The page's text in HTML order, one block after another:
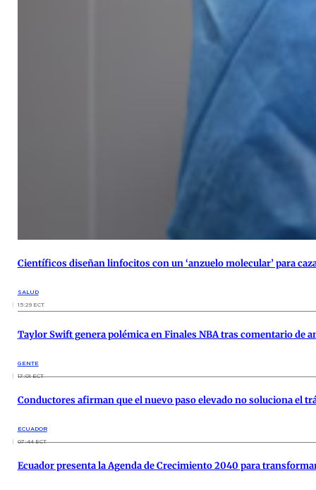
Científicos diseñan linfocitos con un ‘anzuelo molecular’ para
SALUD
15:29 ECT
Taylor Swift genera polémica en Finales NBA tras comentario de
GENTE
17:01 ECT
Conductores afirman que el nuevo paso elevado no soluciona el
ECUADOR
07:44 ECT
Ecuador presenta la Agenda de Crecimiento 2040 para